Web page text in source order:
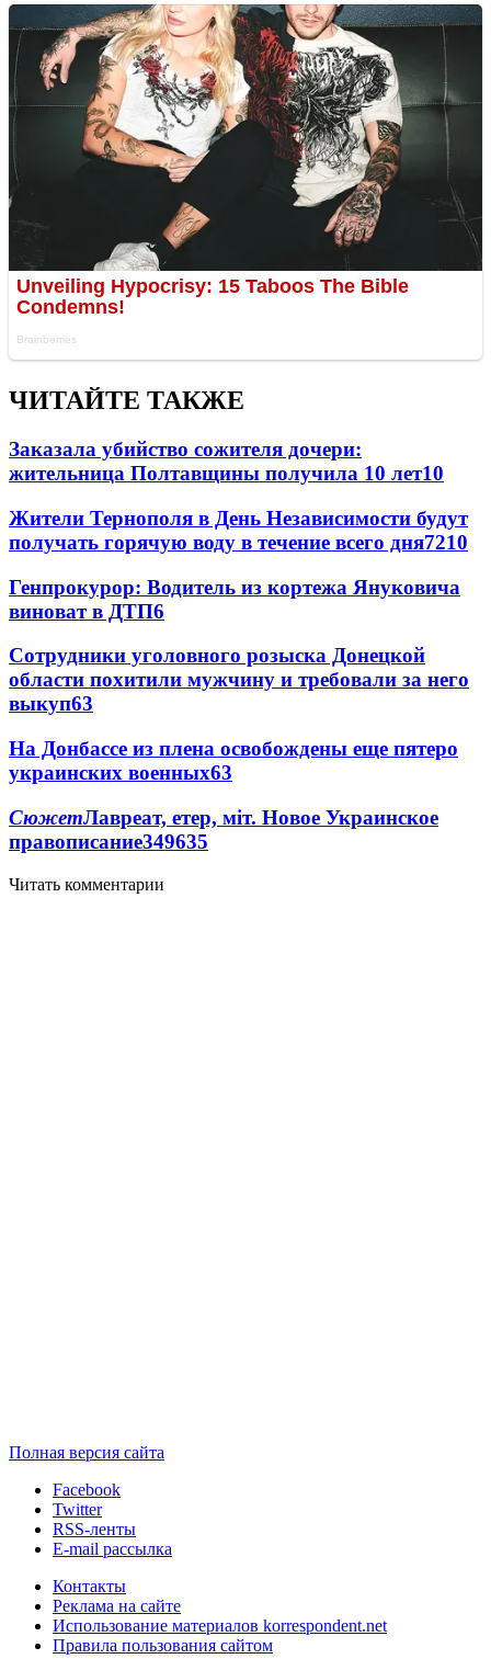
ЧИТАЙТЕ ТАКЖЕ
Заказала убийство сожителя дочери:
жительница Полтавщины получила 10 лет10
Жители Тернополя в День Независимости будут
получать горячую воду в течение всего дня7210
Генпрокурор: Водитель из кортежа Януковича
виноват в ДТП6
Сотрудники уголовного розыска Донецкой
области похитили мужчину и требовали за него
выкуп63
На Донбассе из плена освобождены еще пятеро
украинских военных63
СюжетЛавреат, етер, міт. Новое Украинское
правописание349635
Читать комментарии
Полная версия сайта
Facebook
Twitter
RSS-ленты
E-mail рассылка
Контакты
Реклама на сайте
Использование материалов korrespondent.net
Правила пользования сайтом